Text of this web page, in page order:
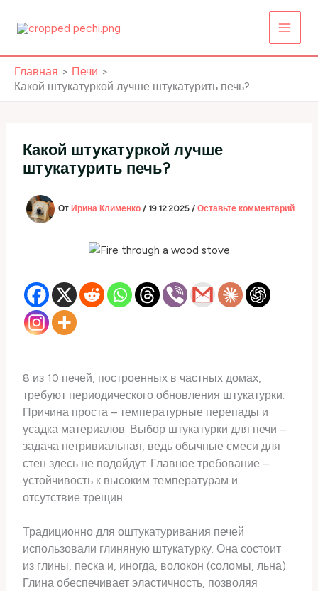
Главная
Печи
Какой штукатуркой лучше штукатурить печь?
Какой штукатуркой лучше
штукатурить печь?
От Ирина Клименко/ 19.12.2025/Оставьте комментарий
8 из 10 печей, построенных в частных домах,
требуют периодического обновления штукатурки.
Причина проста – температурные перепады и
усадка материалов. Выбор штукатурки для печи –
задача нетривиальная, ведь обычные смеси для
стен здесь не подойдут. Главное требование –
устойчивость к высоким температурам и
отсутствие трещин.
Традиционно для оштукатуривания печей
использовали глиняную штукатурку. Она состоит
из глины, песка и, иногда, волокон (соломы, льна).
Глина обеспечивает эластичность, позволяя